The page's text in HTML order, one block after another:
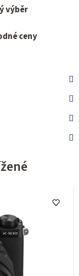
výběr
ceny